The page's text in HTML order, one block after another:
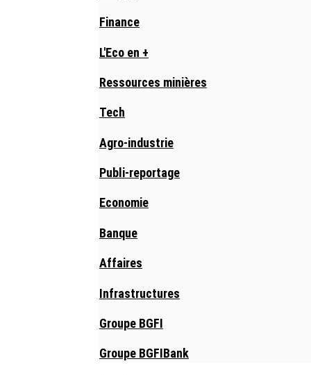
Finance
L'Eco en +
Ressources minières
Tech
Agro-industrie
Publi-reportage
Economie
Banque
Affaires
Infrastructures
Groupe BGFI
Groupe BGFIBank